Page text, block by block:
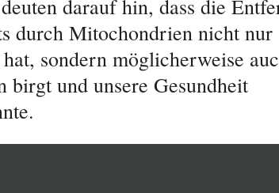
darauf hin, dass die
durch Mitochondrien nicht nur
sondern möglicherweise
birgt und unsere Gesundheit